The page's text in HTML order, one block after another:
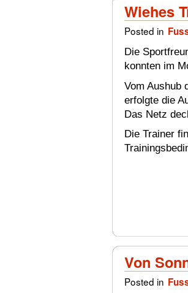
Wiehes
Posted in
Die
konnten im
Vom Aushub
erfolgte die
Das Netz
Die Trainer
Von
Posted in